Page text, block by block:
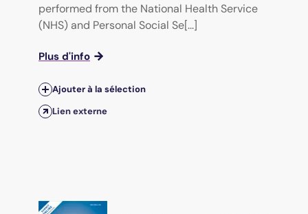
performed from the National Health Service
(NHS) and Personal Social Se[...]
Plus d'info
Ajouter à la sélection
Lien externe